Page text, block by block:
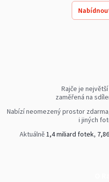
Rajče je
zaměřená na
Nabízí neomezený prostor
i jiných
Aktuálně1,4 miliard fotek,